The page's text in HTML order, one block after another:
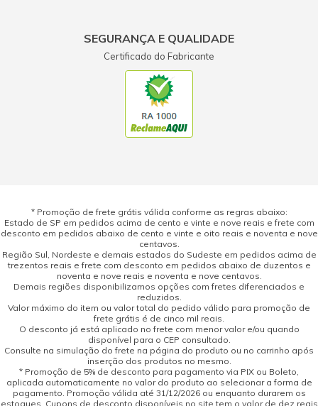
SEGURANÇA E QUALIDADE
Certificado do Fabricante
* Promoção de frete grátis válida conforme as regras abaixo:
Estado de SP em pedidos acima de cento e vinte e nove reais e frete com
desconto em pedidos abaixo de cento e vinte e oito reais e noventa e nove
centavos.
Região Sul, Nordeste e demais estados do Sudeste em pedidos acima de
trezentos reais e frete com desconto em pedidos abaixo de duzentos e
noventa e nove reais e noventa e nove centavos.
Demais regiões disponibilizamos opções com fretes diferenciados e
reduzidos.
Valor máximo do item ou valor total do pedido válido para promoção de
frete grátis é de cinco mil reais.
O desconto já está aplicado no frete com menor valor e/ou quando
disponível para o CEP consultado.
Consulte na simulação do frete na página do produto ou no carrinho após
inserção dos produtos no mesmo.
* Promoção de 5% de desconto para pagamento via PIX ou Boleto,
aplicada automaticamente no valor do produto ao selecionar a forma de
pagamento. Promoção válida até 31/12/2026 ou enquanto durarem os
estoques. Cupons de desconto disponíveis no site tem o valor de dez reais